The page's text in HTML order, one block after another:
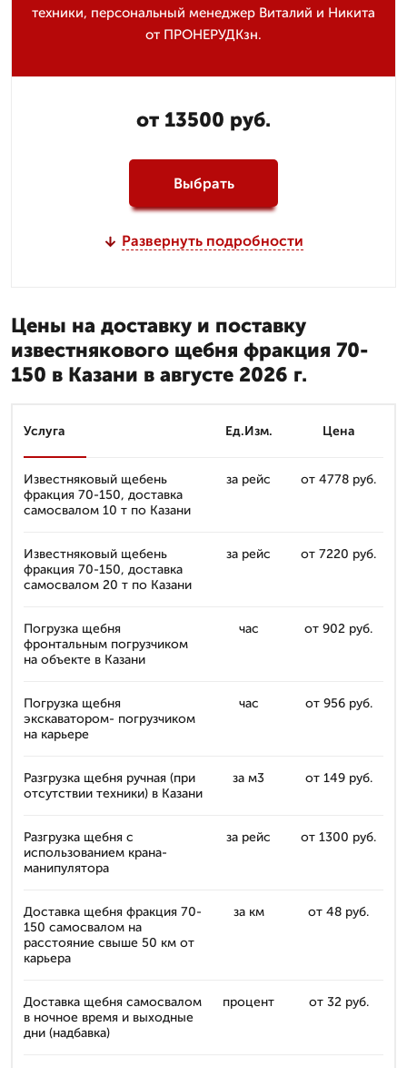
техники, персональный менеджер Виталий и Никита
от ПРОНЕРУДКзн.
от 13500 руб.
Выбрать
Развернуть подробности
Цены на доставку и поставку
известнякового щебня фракция 70-
150 в Казани в августе 2026 г.
Услуга Ед.Изм. Цена
Известняковый щебень
фракция 70-150, доставка
самосвалом 10 т по Казани
за рейс от 4778 руб.
Известняковый щебень
фракция 70-150, доставка
самосвалом 20 т по Казани
за рейс от 7220 руб.
Погрузка щебня
фронтальным погрузчиком
на объекте в Казани
час от 902 руб.
Погрузка щебня
экскаватором- погрузчиком
на карьере
час от 956 руб.
Разгрузка щебня ручная (при
отсутствии техники) в Казани
за м3 от 149 руб.
Разгрузка щебня с
использованием крана-
манипулятора
за рейс от 1300 руб.
Доставка щебня фракция 70-
150 самосвалом на
расстояние свыше 50 км от
карьера
за км от 48 руб.
Доставка щебня самосвалом
в ночное время и выходные
дни (надбавка)
процент от 32 руб.